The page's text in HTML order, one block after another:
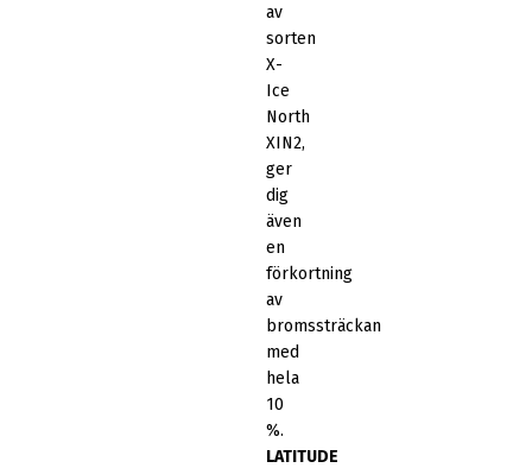
av
sorten
X-
Ice
North
XIN2,
ger
dig
även
en
förkortning
av
bromssträckan
med
hela
10
%.
LATITUDE